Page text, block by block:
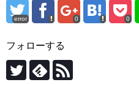
error 0 0
フォローする